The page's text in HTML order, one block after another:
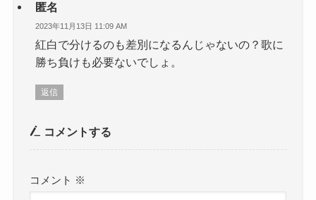
匿名
2023年11月13日 11:09 AM
紅白で分けるのも差別になるんじゃないの？歌に
勝ち負けも必要ないでしょ。
返信
コメントする
コメント ※